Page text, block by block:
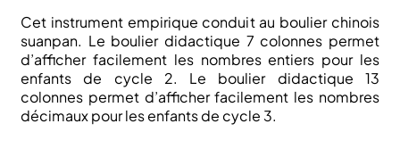
Cet instrument empirique conduit au boulier chinois
suanpan. Le boulier didactique 7 colonnes permet
d’afficher facilement les nombres entiers pour les
enfants de cycle 2. Le boulier didactique 13
colonnes permet d’afficher facilement les nombres
décimaux pour les enfants de cycle 3.